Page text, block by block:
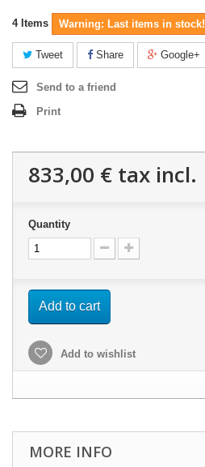
4 Items Warning: Last items in stock!
Tweet Share Google+
Send to a friend
Print
833,00 € tax incl.
Quantity
Add to cart
Add to wishlist
MORE INFO